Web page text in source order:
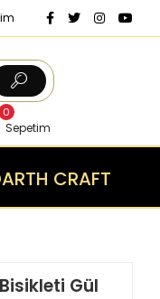
0
Sepetim
CRAFT
Gül